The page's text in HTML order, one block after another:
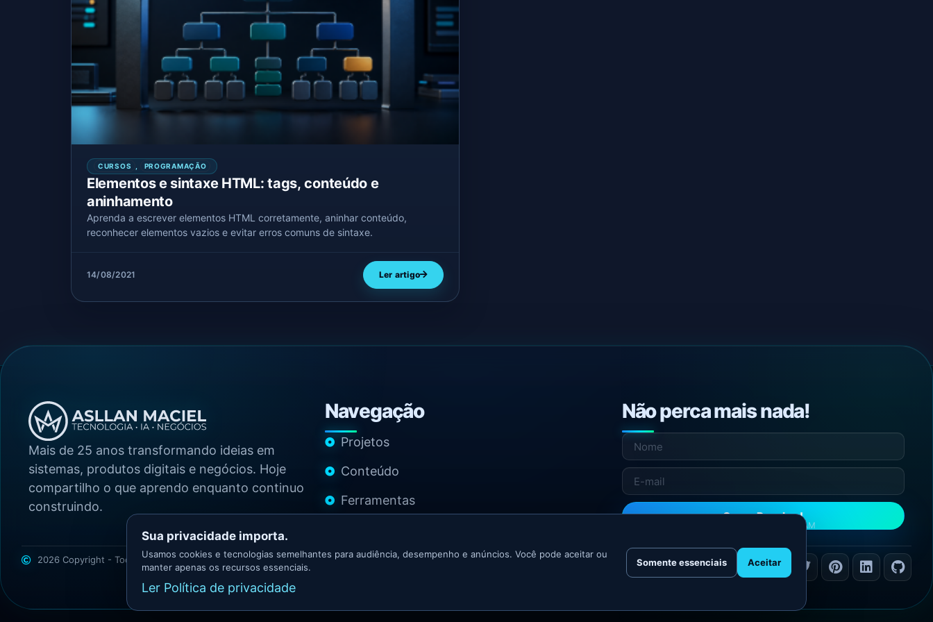
CURSOS PROGRAMAÇÃO
Elementos e sintaxe HTML: tags, conteúdo e
aninhamento
Aprenda a escrever elementos HTML corretamente, aninhar conteúdo,
reconhecer elementos vazios e evitar erros comuns de sintaxe.
14/08/2021 Ler artigo
Mais de 25 anos transformando ideias em
sistemas, produtos digitais e negócios. Hoje
compartilho o que aprendo enquanto continuo
construindo.
Navegação
Projetos
Conteúdo
Ferramentas
Não perca mais nada!
Quero Receber!
NÃO ENVIAMOS SPAM
2026 Copyright - Todos os direitos reservadosAsllan Maciel - Growth Marketer
Sua privacidade importa.
Usamos cookies e tecnologias semelhantes para audiência, desempenho e anúncios. Você pode aceitar ou
manter apenas os recursos essenciais.
Ler Política de privacidade
Somente essenciais Aceitar